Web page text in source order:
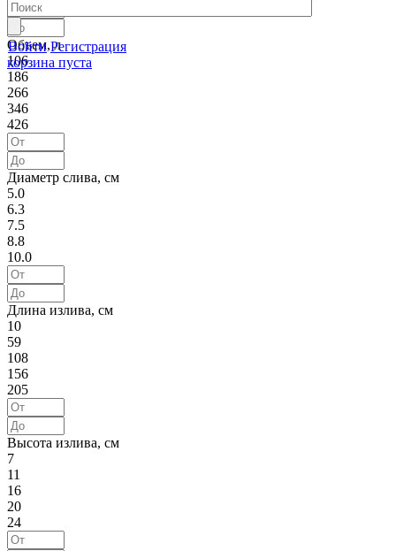
Войти Регистрация
корзина пуста
Объем, л
106
186
266
346
426
Диаметр слива, см
5.0
6.3
7.5
8.8
10.0
Длина излива, см
10
59
108
156
205
Высота излива, см
7
11
16
20
24